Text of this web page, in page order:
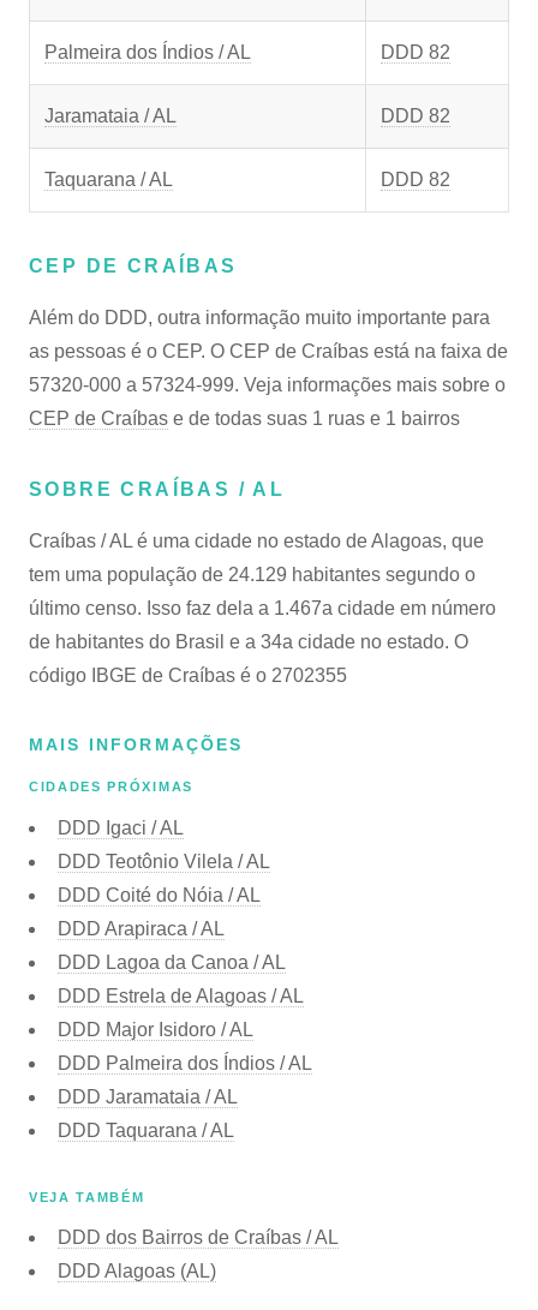
Palmeira dos Índios / AL DDD 82
Jaramataia / AL DDD 82
Taquarana / AL DDD 82
CEP DE CRAÍBAS
Além do DDD, outra informação muito importante para
as pessoas é o CEP. O CEP de Craíbas está na faixa de
57320-000 a 57324-999. Veja informações mais sobre o
CEP de Craíbas e de todas suas 1 ruas e 1 bairros
SOBRE CRAÍBAS / AL
Craíbas / AL é uma cidade no estado de Alagoas, que
tem uma população de 24.129 habitantes segundo o
último censo. Isso faz dela a 1.467a cidade em número
de habitantes do Brasil e a 34a cidade no estado. O
código IBGE de Craíbas é o 2702355
MAIS INFORMAÇÕES
CIDADES PRÓXIMAS
DDD Igaci / AL
DDD Teotônio Vilela / AL
DDD Coité do Nóia / AL
DDD Arapiraca / AL
DDD Lagoa da Canoa / AL
DDD Estrela de Alagoas / AL
DDD Major Isidoro / AL
DDD Palmeira dos Índios / AL
DDD Jaramataia / AL
DDD Taquarana / AL
VEJA TAMBÉM
DDD dos Bairros de Craíbas / AL
DDD Alagoas (AL)